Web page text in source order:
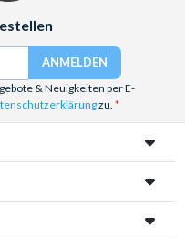
& Neuigkeiten per E-
zu.